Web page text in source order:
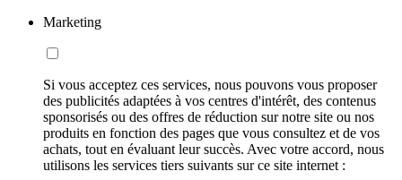
Marketing
Si vous acceptez ces services, nous pouvons vous proposer
des publicités adaptées à vos centres d'intérêt, des contenus
sponsorisés ou des offres de réduction sur notre site ou nos
produits en fonction des pages que vous consultez et de vos
achats, tout en évaluant leur succès. Avec votre accord, nous
utilisons les services tiers suivants sur ce site internet :